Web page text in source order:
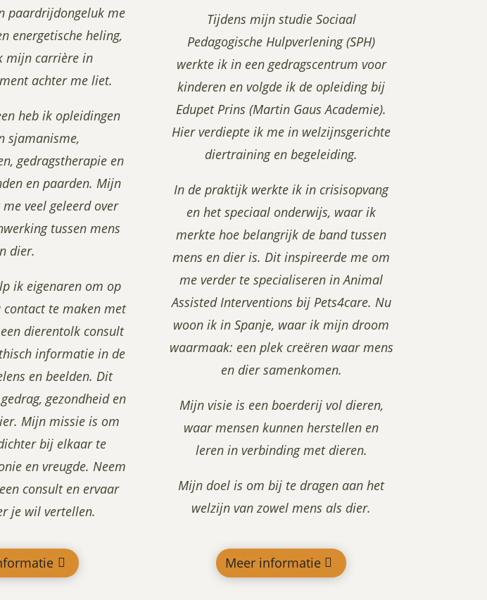
paardrijdongeluk me
energetische heling,
mijn carrière in
achter me liet.
heb ik opleidingen
sjamanisme,
gedragstherapie en
en paarden. Mijn
veel geleerd over
tussen mens
dier.
ik eigenaren om op
contact te maken met
dierentolk consult
informatie in de
en beelden. Dit
gezondheid en
Mijn missie is om
bij elkaar te
en vreugde. Neem
consult en ervaar
je wil vertellen.
Tijdens mijn studie Sociaal
Pedagogische Hulpverlening (SPH)
werkte ik in een gedragscentrum voor
kinderen en volgde ik de opleiding bij
Edupet Prins (Martin Gaus Academie).
Hier verdiepte ik me in welzijnsgerichte
diertraining en begeleiding.
In de praktijk werkte ik in crisisopvang
en het speciaal onderwijs, waar ik
merkte hoe belangrijk de band tussen
mens en dier is. Dit inspireerde me om
me verder te specialiseren in Animal
Assisted Interventions bij Pets4care. Nu
woon ik in Spanje, waar ik mijn droom
waarmaak: een plek creëren waar mens
en dier samenkomen.
Mijn visie is een boerderij vol dieren,
waar mensen kunnen herstellen en
leren in verbinding met dieren.
Mijn doel is om bij te dragen aan het
welzijn van zowel mens als dier.
Meer informatie